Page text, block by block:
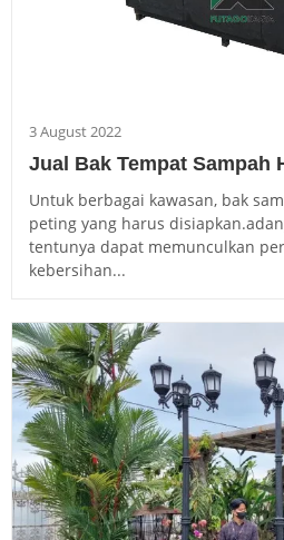
3 August 2022
Jual Bak Tempat Sampah
Untuk berbagai kawasan, bak
peting yang harus
tentunya dapat memunculkan
kebersihan...